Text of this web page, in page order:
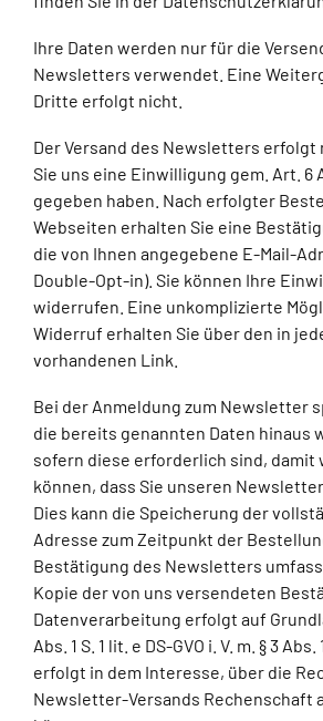
Ihre Daten werden nur für die
Newsletters verwendet. Eine
Dritte erfolgt nicht.
Der Versand des Newsletters erfolgt
Sie uns eine Einwilligung gem. Art. 6
gegeben haben. Nach erfolgter
Webseiten erhalten Sie eine
die von Ihnen angegebene E-Mail-
Double-Opt-in). Sie können Ihre
widerrufen. Eine unkomplizierte
Widerruf erhalten Sie über den in
vorhandenen Link.
Bei der Anmeldung zum Newsletter
die bereits genannten Daten hinaus
sofern diese erforderlich sind, damit
können, dass Sie unseren
Dies kann die Speicherung der
Adresse zum Zeitpunkt der
Bestätigung des Newsletters
Kopie der von uns versendeten
Datenverarbeitung erfolgt auf
Abs. 1 S. 1 lit. e DS-GVO i. V. m. § 3 Abs.
erfolgt in dem Interesse, über die
Newsletter-Versands Rechenschaft